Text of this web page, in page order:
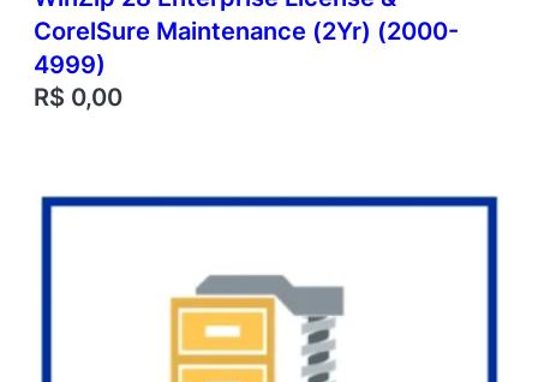
CorelSure Maintenance (2Yr) (2000-
4999)
R$ 0,00